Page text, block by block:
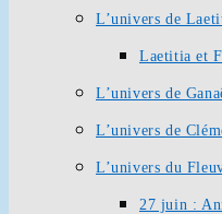
L’univers de
Laetitia et
L’univers de
L’univers de
L’univers du
27 juin :